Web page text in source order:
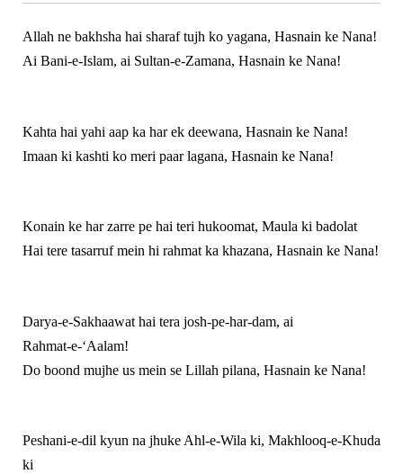
Allah ne bakhsha hai sharaf tujh ko yagana, Hasnain ke Nana!
Ai Bani‑e‑Islam, ai Sultan‑e‑Zamana, Hasnain ke Nana!
Kahta hai yahi aap ka har ek deewana, Hasnain ke Nana!
Imaan ki kashti ko meri paar lagana, Hasnain ke Nana!
Konain ke har zarre pe hai teri hukoomat, Maula ki badolat
Hai tere tasarruf mein hi rahmat ka khazana, Hasnain ke Nana!
Darya‑e‑Sakhaawat hai tera josh‑pe‑har‑dam, ai
Rahmat‑e‑‘Aalam!
Do boond mujhe us mein se Lillah pilana, Hasnain ke Nana!
Peshani‑e‑dil kyun na jhuke Ahl‑e‑Wila ki, Makhlooq‑e‑Khuda
ki